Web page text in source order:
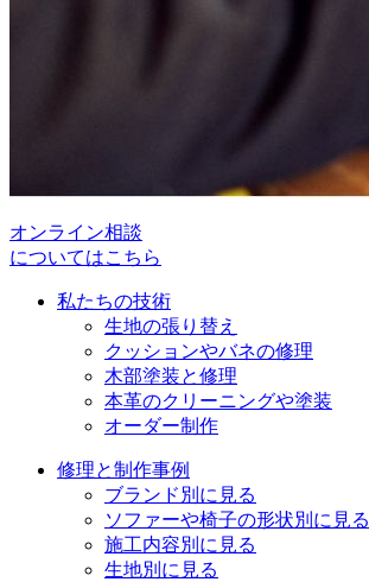
オンライン相談
についてはこちら
私たちの技術
生地の張り替え
クッションやバネの修理
木部塗装と修理
本革のクリーニングや塗装
オーダー制作
修理と制作事例
ブランド別に見る
ソファーや椅子の形状別に見る
施工内容別に見る
生地別に見る